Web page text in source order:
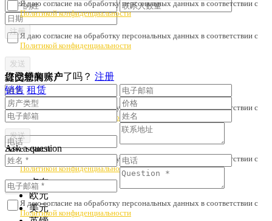
Я даю согласие на обработку персональных данных в соответствии с
Политикой конфиденциальности
您已经有账户了吗？ 注册
Я даю согласие на обработку персональных данных в соответствии с
Политикой конфиденциальности
提交您的房产
销售 租赁
Я даю согласие на обработку персональных данных в соответствии с
Политикой конфиденциальности
订阅新闻
Я даю согласие на обработку персональных данных в соответствии с
Политикой конфиденциальности
Ask a question
Я даю согласие на обработку персональных данных в соответствии с
Политикой конфиденциальности
Save search
卢布
欧元
美元